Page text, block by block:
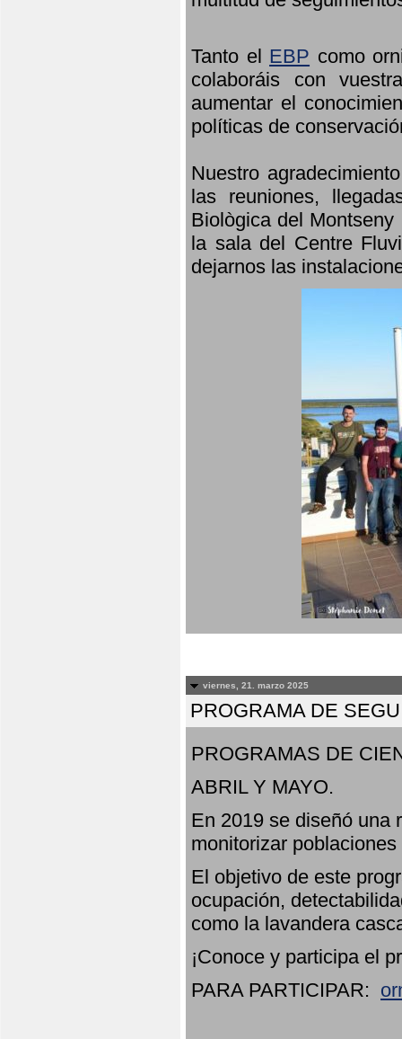
Tanto el EBP como
colaboráis con
aumentar el
políticas de
Nuestro
las reuniones,
Biològica del
la sala del Centre
dejarnos las
viernes, 21. marzo 2025
PROGRAMA DE
PROGRAMAS DE
ABRIL Y MAYO.
En 2019 se diseñó una
monitorizar
El objetivo de este
ocupación,
como la lavandera
¡Conoce y participa el
PARA PARTICIPAR: